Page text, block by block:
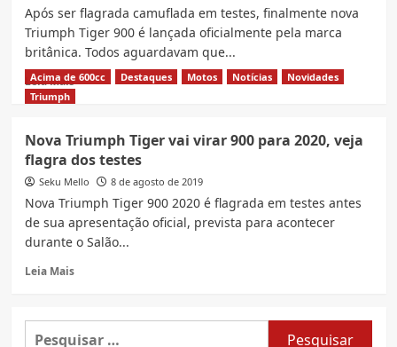
novos
lançamentos
para
2020
Após ser flagrada camuflada em testes, finalmente nova
Triumph Tiger 900 é lançada oficialmente pela marca
britânica. Todos aguardavam que...
Leia MaisRead
lança
nova
Tiger
mercado
Acima de 600cc Destaques Motos Notícias
Novidades
Triumph
Nova Triumph Tiger vai virar 900 para 2020, veja
flagra dos testes
Seku Mello 8 de agosto de 2019
Nova Triumph Tiger 900 2020 é flagrada em testes antes
de sua apresentação oficial, prevista para acontecer
durante o Salão...
Leia MaisRead
Nova
Triumph
Pesquisar